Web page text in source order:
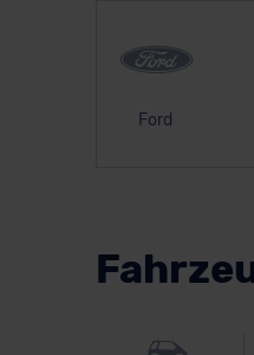
Ford